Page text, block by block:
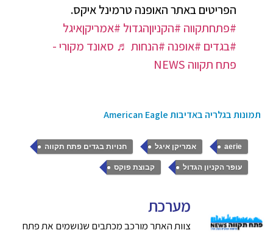
הפריטים באתר האופנה טרמינל איקס.
#פתחתקווה #הקניוןהגדול #אמריקןאיגל
#בגדים #אופנה #הנחות ♬ סאונד מקורי -
פתח תקווה NEWS
תמונות בגלריה באדיבות American Eagle
aerie
, אמריקן איגל , חנויות בגדים פתח תקווה ,
עופר הקניון הגדול , קבוצת פוקס
מערכת
צוות האתר מורכב מכתבים שנושמים את פתח